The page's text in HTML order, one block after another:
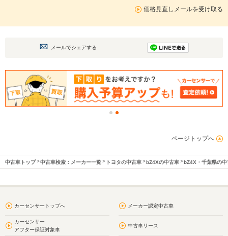
価格見直しメールを受け取る
メールでシェアする
ページトップへ
中古車トップ 中古車検索：メーカー一覧 トヨタの中古車 bZ4Xの中古車 bZ4X・千葉県の中
カーセンサートップへ メーカー認定中古車
カーセンサー
アフター保証対象車
中古車リース